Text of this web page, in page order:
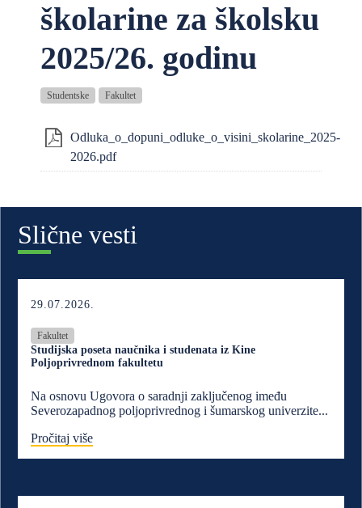
školarine za školsku
2025/26. godinu
Studentske Fakultet
Odluka_o_dopuni_odluke_o_visini_skolarine_2025-
2026.pdf
Slične vesti
29.07.2026.
Fakultet
Studijska poseta naučnika i studenata iz Kine
Poljoprivrednom fakultetu
Na osnovu Ugovora o saradnji zaključenog imeđu
Severozapadnog poljoprivrednog i šumarskog univerzite...
Pročitaj više